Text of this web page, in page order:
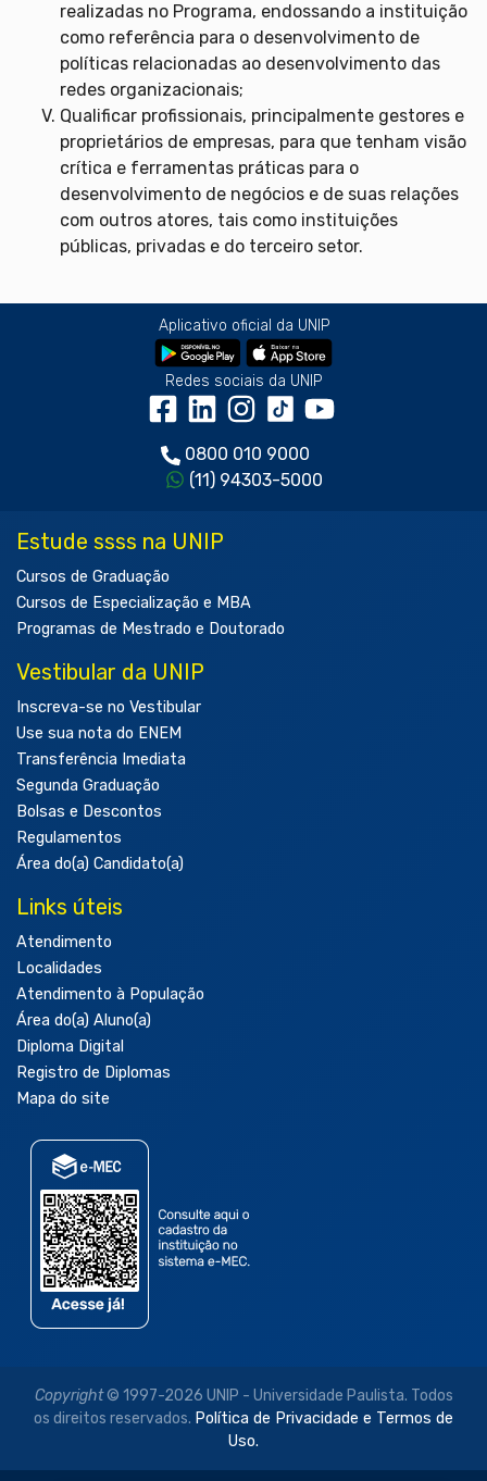
realizadas no Programa, endossando a instituição
como referência para o desenvolvimento de
políticas relacionadas ao desenvolvimento das
redes organizacionais;
Qualificar profissionais, principalmente gestores e
proprietários de empresas, para que tenham visão
crítica e ferramentas práticas para o
desenvolvimento de negócios e de suas relações
com outros atores, tais como instituições
públicas, privadas e do terceiro setor.
Aplicativo oficial da UNIP
Redes sociais da UNIP
0800 010 9000
(11) 94303-5000
Estude ssss na UNIP
Cursos de Graduação
Cursos de Especialização e MBA
Programas de Mestrado e Doutorado
Vestibular da UNIP
Inscreva-se no Vestibular
Use sua nota do ENEM
Transferência Imediata
Segunda Graduação
Bolsas e Descontos
Regulamentos
Área do(a) Candidato(a)
Links úteis
Atendimento
Localidades
Atendimento à População
Área do(a) Aluno(a)
Diploma Digital
Registro de Diplomas
Mapa do site
Copyright© 1997-2026 UNIP - Universidade Paulista. Todos
os direitos reservados. Política de Privacidade e Termos de
Uso.